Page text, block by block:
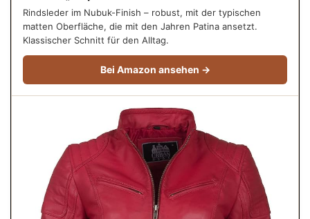
Rindsleder im Nubuk-Finish – robust, mit der typischen
matten Oberfläche, die mit den Jahren Patina ansetzt.
Klassischer Schnitt für den Alltag.
Bei Amazon ansehen →